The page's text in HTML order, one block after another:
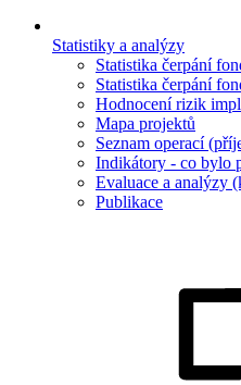
Statistiky a analýzy
Statistika čerpání
Statistika čerpání
Hodnocení rizik
Mapa projektů
Seznam operací
Indikátory - co bylo
Evaluace a analýzy
Publikace